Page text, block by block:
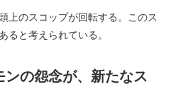
上のスコップが回転する。このス
ると考えられている。
の怨念が、新たなス